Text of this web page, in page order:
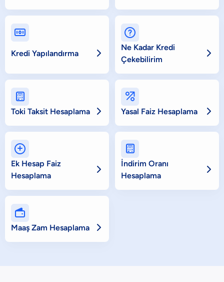

Kredi Yapılandırma 

Ne Kadar Kredi
Çekebilirim


Toki Taksit Hesaplama 

Yasal Faiz Hesaplama 

Ek Hesap Faiz
Hesaplama


İndirim Oranı
Hesaplama


Maaş Zam Hesaplama 